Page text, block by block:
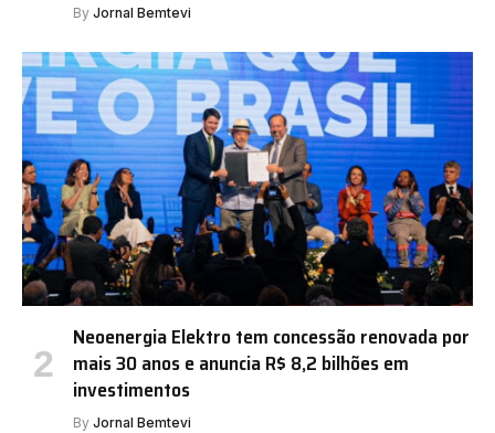
By Jornal Bemtevi
Neoenergia Elektro tem concessão renovada por
mais 30 anos e anuncia R$ 8,2 bilhões em
investimentos
By Jornal Bemtevi